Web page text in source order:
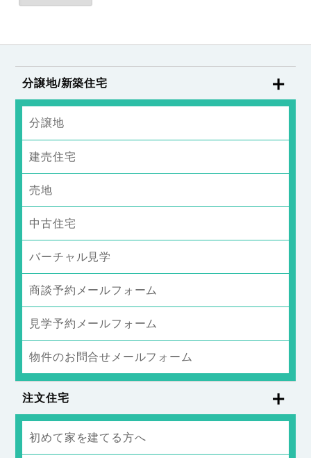
分譲地/新築住宅
分譲地
建売住宅
売地
中古住宅
バーチャル見学
商談予約メールフォーム
見学予約メールフォーム
物件のお問合せメールフォーム
注文住宅
初めて家を建てる方へ